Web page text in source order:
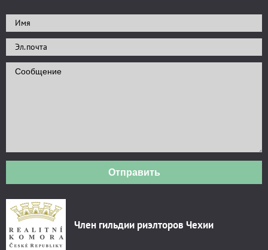
Отправить
Член гильдии риэлторов Чехии